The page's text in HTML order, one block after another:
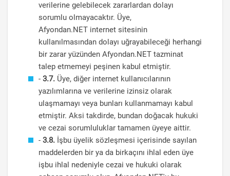
verilerine gelebilecek zararlardan dolayı
sorumlu olmayacaktır. Üye,
Afyondan.NET internet sitesinin
kullanılmasından dolayı uğrayabileceği herhangi
bir zarar yüzünden Afyondan.NET tazminat
talep etmemeyi peşinen kabul etmiştir.
- 3.7. Üye, diğer internet kullanıcılarının
yazılımlarına ve verilerine izinsiz olarak
ulaşmamayı veya bunları kullanmamayı kabul
etmiştir. Aksi takdirde, bundan doğacak hukuki
ve cezai sorumluluklar tamamen üyeye aittir.
- 3.8. İşbu üyelik sözleşmesi içerisinde sayılan
maddelerden bir ya da birkaçını ihlal eden üye
işbu ihlal nedeniyle cezai ve hukuki olarak